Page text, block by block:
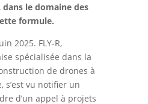
dans le domaine des
formule.
2025. FLY-R,
spécialisée dans la
de drones à
s’est vu notifier un
d’un appel à projets